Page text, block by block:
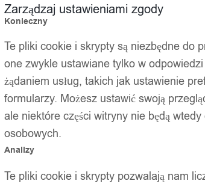
Zarządzaj ustawieniami zgody
Konieczny
Te pliki cookie i skrypty są niezbędne do
one zwykle ustawiane tylko w
żądaniem usług, takich jak ustawienie
formularzy. Możesz ustawić swoją
ale niektóre części witryny nie będą
osobowych.
Analizy
Te pliki cookie i skrypty pozwalają nam